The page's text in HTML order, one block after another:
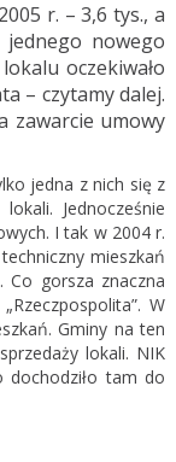
r. – 3,6 tys., a
nowego
oczekiwało
– czytamy dalej.
zawarcie umowy
jedna z nich się z
Jednocześnie
I tak w 2004 r.
mieszkań
Co gorsza znaczna
W
Gminy na ten
lokali. NIK
dochodziło tam do